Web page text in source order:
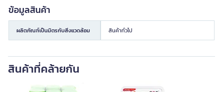
ข้อมูลสินค้า
ผลิตภัณฑ์เป็นมิตรกับสิ่งแวดล้อม สินค้าทั่วไป
สินค้าที่คล้ายกัน